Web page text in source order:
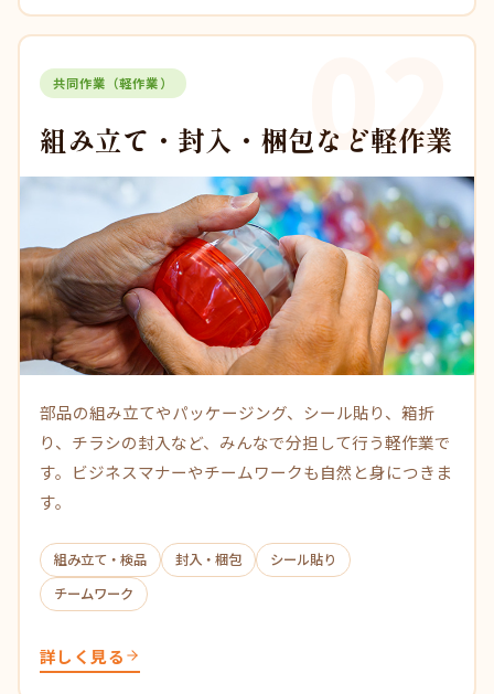
02
共同作業（軽作業）
組み立て・封入・梱包など軽作業
部品の組み立てやパッケージング、シール貼り、箱折
り、チラシの封入など、みんなで分担して行う軽作業で
す。ビジネスマナーやチームワークも自然と身につきま
す。
組み立て・検品 封入・梱包
シール貼り
チームワーク
詳しく見る